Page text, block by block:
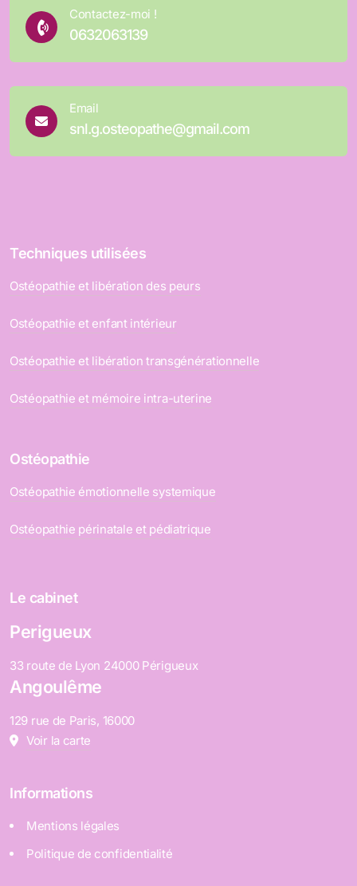
Contactez-moi !
0632063139
Email
snl.g.osteopathe@gmail.com
Techniques utilisées
Ostéopathie et libération des peurs
Ostéopathie et enfant intérieur
Ostéopathie et libération transgénérationnelle
Ostéopathie et mémoire intra-uterine
Ostéopathie
Ostéopathie émotionnelle systemique
Ostéopathie périnatale et pédiatrique
Le cabinet
Perigueux
33 route de Lyon 24000 Périgueux
Angoulême
129 rue de Paris, 16000
Voir la carte
Informations
Mentions légales
Politique de confidentialité